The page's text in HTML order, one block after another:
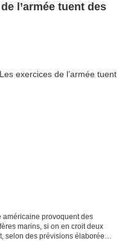
l’armée tuent des
américaine provoquent des
marins, si on en croit deux
selon des prévisions élaborées